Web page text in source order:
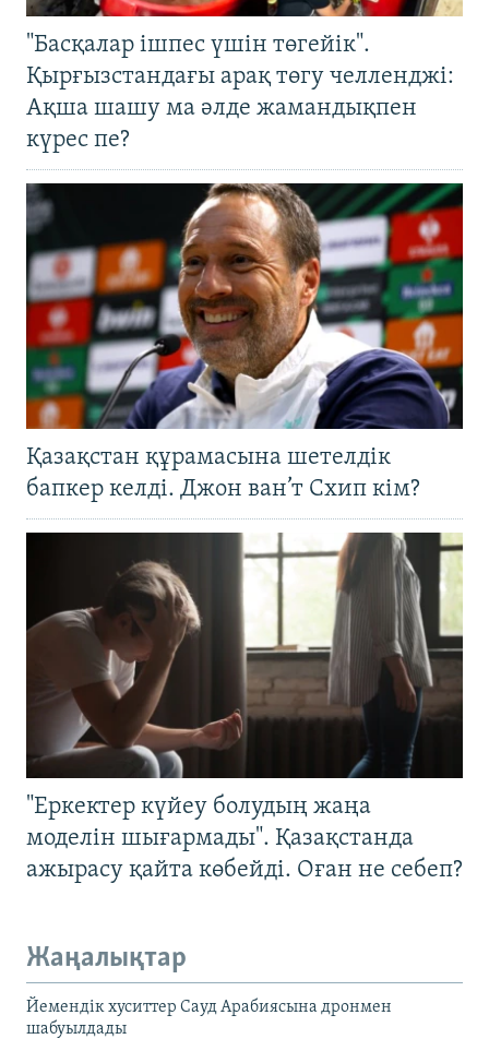
"Басқалар ішпес үшін төгейік".
Қырғызстандағы арақ төгу челленджі:
Ақша шашу ма әлде жамандықпен
күрес пе?
Қазақстан құрамасына шетелдік
бапкер келді. Джон ван’т Схип кім?
"Еркектер күйеу болудың жаңа
моделін шығармады". Қазақстанда
ажырасу қайта көбейді. Оған не себеп?
Жаңалықтар
Йемендік хуситтер Сауд Арабиясына дронмен
шабуылдады